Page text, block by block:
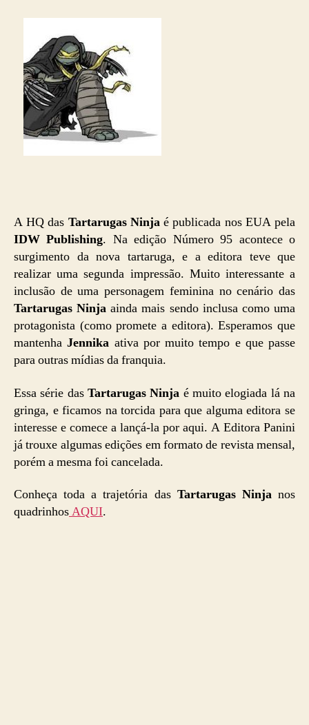
A HQ das Tartarugas Ninjaé publicada nos EUA pela
IDW Publishing. Na edição Número 95 acontece o
surgimento da nova tartaruga, e a editora teve que
realizar uma segunda impressão. Muito interessante a
inclusão de uma personagem feminina no cenário das
Tartarugas Ninja ainda mais sendo inclusa como uma
protagonista (como promete a editora). Esperamos que
mantenhaJennika ativa por muito tempo e que passe
para outras mídias da franquia.
Essa série das Tartarugas Ninja é muito elogiada lá na
gringa, e ficamos na torcida para que alguma editora se
interesse e comece a lançá-la por aqui. A Editora Panini
já trouxe algumas edições em formato de revista mensal,
porém a mesma foi cancelada.
Conheça toda a trajetória das Tartarugas Ninjanos
quadrinhosAQUI.